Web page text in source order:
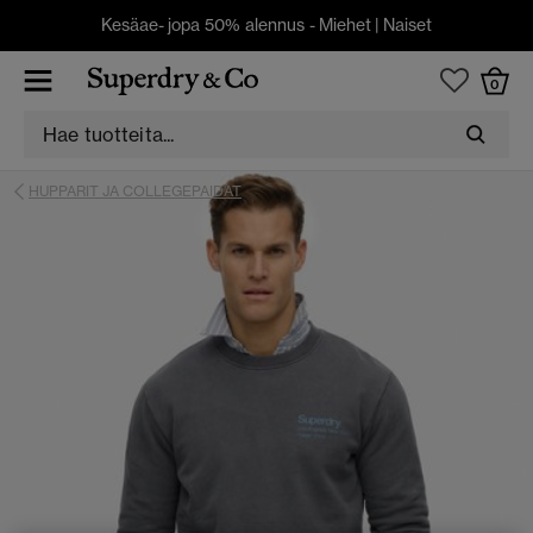
Kesäae- jopa 50% alennus - Miehet | Naiset
0
HUPPARIT JA COLLEGEPAIDAT